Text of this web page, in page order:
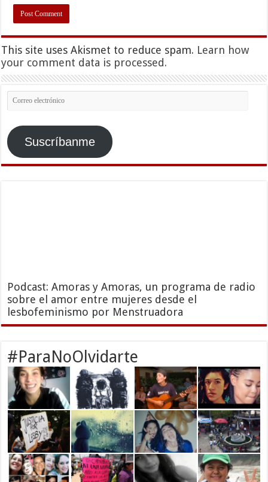
This site uses Akismet to reduce spam. Learn how
your comment data is processed.
Correo
electrónico
Suscríbanme
Podcast: Amoras y Amoras, un programa de radio
sobre el amor entre mujeres desde el
lesbofeminismo por Menstruadora
#ParaNoOlvidarte